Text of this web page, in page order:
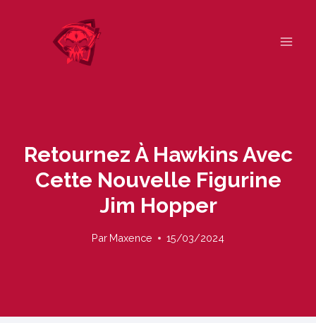
Retournez À Hawkins Avec
Cette Nouvelle Figurine
Jim Hopper
Par Maxence 15/03/2024